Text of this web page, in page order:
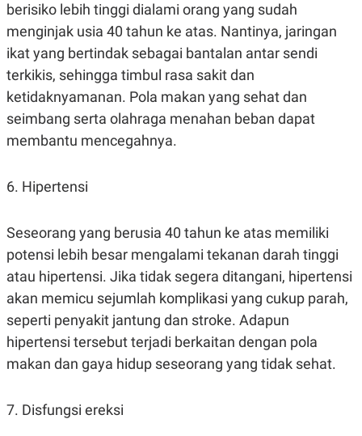
A
.
I
D
SITEMAPPROFILE TERM
OF
USE
SIBER
berisiko lebih tinggi dialami orang yang sudah
menginjak usia 40 tahun ke atas. Nantinya, jaringan
ikat yang bertindak sebagai bantalan antar sendi
terkikis, sehingga timbul rasa sakit dan
ketidaknyamanan. Pola makan yang sehat dan
seimbang serta olahraga menahan beban dapat
membantu mencegahnya.
6. Hipertensi
Seseorang yang berusia 40 tahun ke atas memiliki
potensi lebih besar mengalami tekanan darah tinggi
atau hipertensi. Jika tidak segera ditangani, hipertensi
akan memicu sejumlah komplikasi yang cukup parah,
seperti penyakit jantung dan stroke. Adapun
hipertensi tersebut terjadi berkaitan dengan pola
makan dan gaya hidup seseorang yang tidak sehat.
7. Disfungsi ereksi